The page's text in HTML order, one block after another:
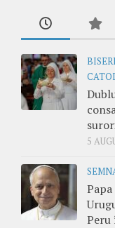
5
Peru